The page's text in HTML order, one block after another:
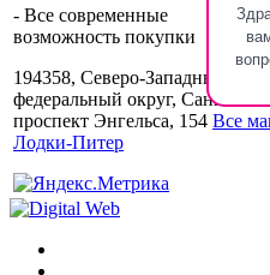
- Все современные
способы
возможность покупки
в кредит
194358, Северо-Западный
федеральный округ, Санкт-
проспект Энгельса, 154 Все
Лодки-Питер